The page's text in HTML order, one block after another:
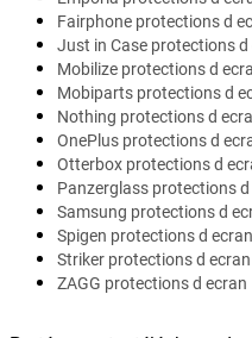
Fairphone protections d
Just in Case protections d
Mobilize protections d
Mobiparts protections d
Nothing protections d
OnePlus protections d
Otterbox protections d
Panzerglass protections d
Samsung protections d
Spigen protections d ecran
Striker protections d ecran
ZAGG protections d ecran